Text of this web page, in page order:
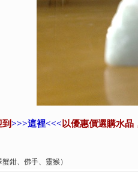
>>>這裡<<< 以優惠價選購水
鉗、佛手、靈猴）